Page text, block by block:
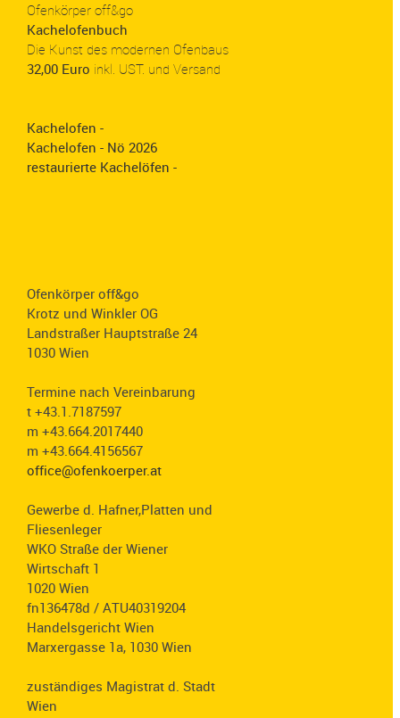
Ofenkörper off&go
Kachelofenbuch
Die Kunst des modernen Ofenbaus
32,00 Euro inkl. UST. und Versand
Kachelofen -
Kachelofen - Nö 2026
restaurierte Kachelöfen -
Ofenkörper off&go
Krotz und Winkler OG
Landstraßer Hauptstraße 24
1030 Wien
Termine nach Vereinbarung
t +43.1.7187597
m +43.664.2017440
m +43.664.4156567
office@ofenkoerper.at
Gewerbe d. Hafner,Platten und
Fliesenleger
WKO Straße der Wiener
Wirtschaft 1
1020 Wien
fn136478d / ATU40319204
Handelsgericht Wien
Marxergasse 1a, 1030 Wien
zuständiges Magistrat d. Stadt
Wien